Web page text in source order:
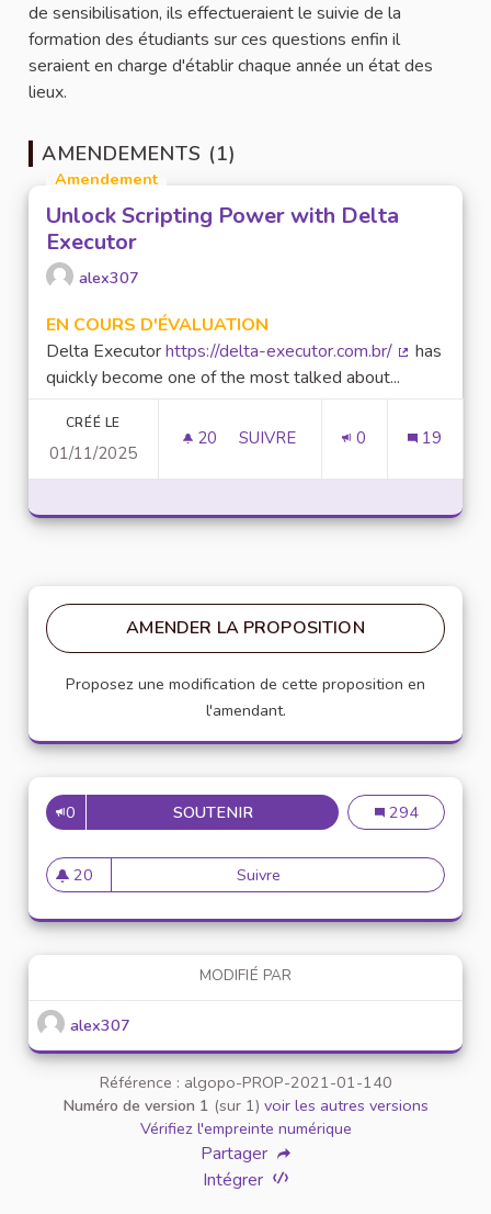
de sensibilisation, ils effectueraient le suivie de la
formation des étudiants sur ces questions enfin il
seraient en charge d'établir chaque année un état des
lieux.
AMENDEMENTS (1)
Amendement
Unlock Scripting Power with Delta
Executor
alex307
EN COURS D'ÉVALUATION
Delta Executorhttps://delta-executor.com.br/
has
quickly become one of the most talked about...
CRÉÉ LE
01/11/2025
20 20 ABONNÉS
SUIVRE 0 19
AMENDER LA PROPOSITION
Proposez une modification de cette proposition en
l'amendant.
0 SOUTENIRMISE EN PLACE DEMise en place
294
20
20 abonnés
Suivre Mise en place de référents
MODIFIÉ PAR
alex307
Référence : algopo-PROP-2021-01-140
Numéro de version 1 (sur 1) voir les autres versions
Vérifiez l'empreinte numérique
Partager
Intégrer